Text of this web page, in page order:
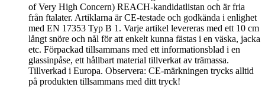
of Very High Concern) REACH-kandidatlistan och är fria
från ftalater. Artiklarna är CE-testade och godkända i enlighet
med EN 17353 Typ B 1. Varje artikel levereras med ett 10 cm
långt snöre och nål för att enkelt kunna fästas i en väska, jacka
etc. Förpackad tillsammans med ett informationsblad i en
glassinpåse, ett hållbart material tillverkat av trämassa.
Tillverkad i Europa. Observera: CE-märkningen trycks alltid
på produkten tillsammans med ditt tryck!